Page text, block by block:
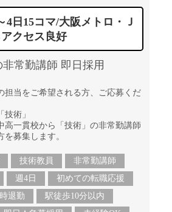
4日15コマ/大阪メトロ・Ｊ
クセス良好
常勤講師 即日採用
担当をご希望される方、ご応募くだ
技術」
高一貫校から「技術」の非常勤講師
募集します。
技術教員
非常勤講師
週4日
初めての転職応援
退勤
駅徒歩10分以内